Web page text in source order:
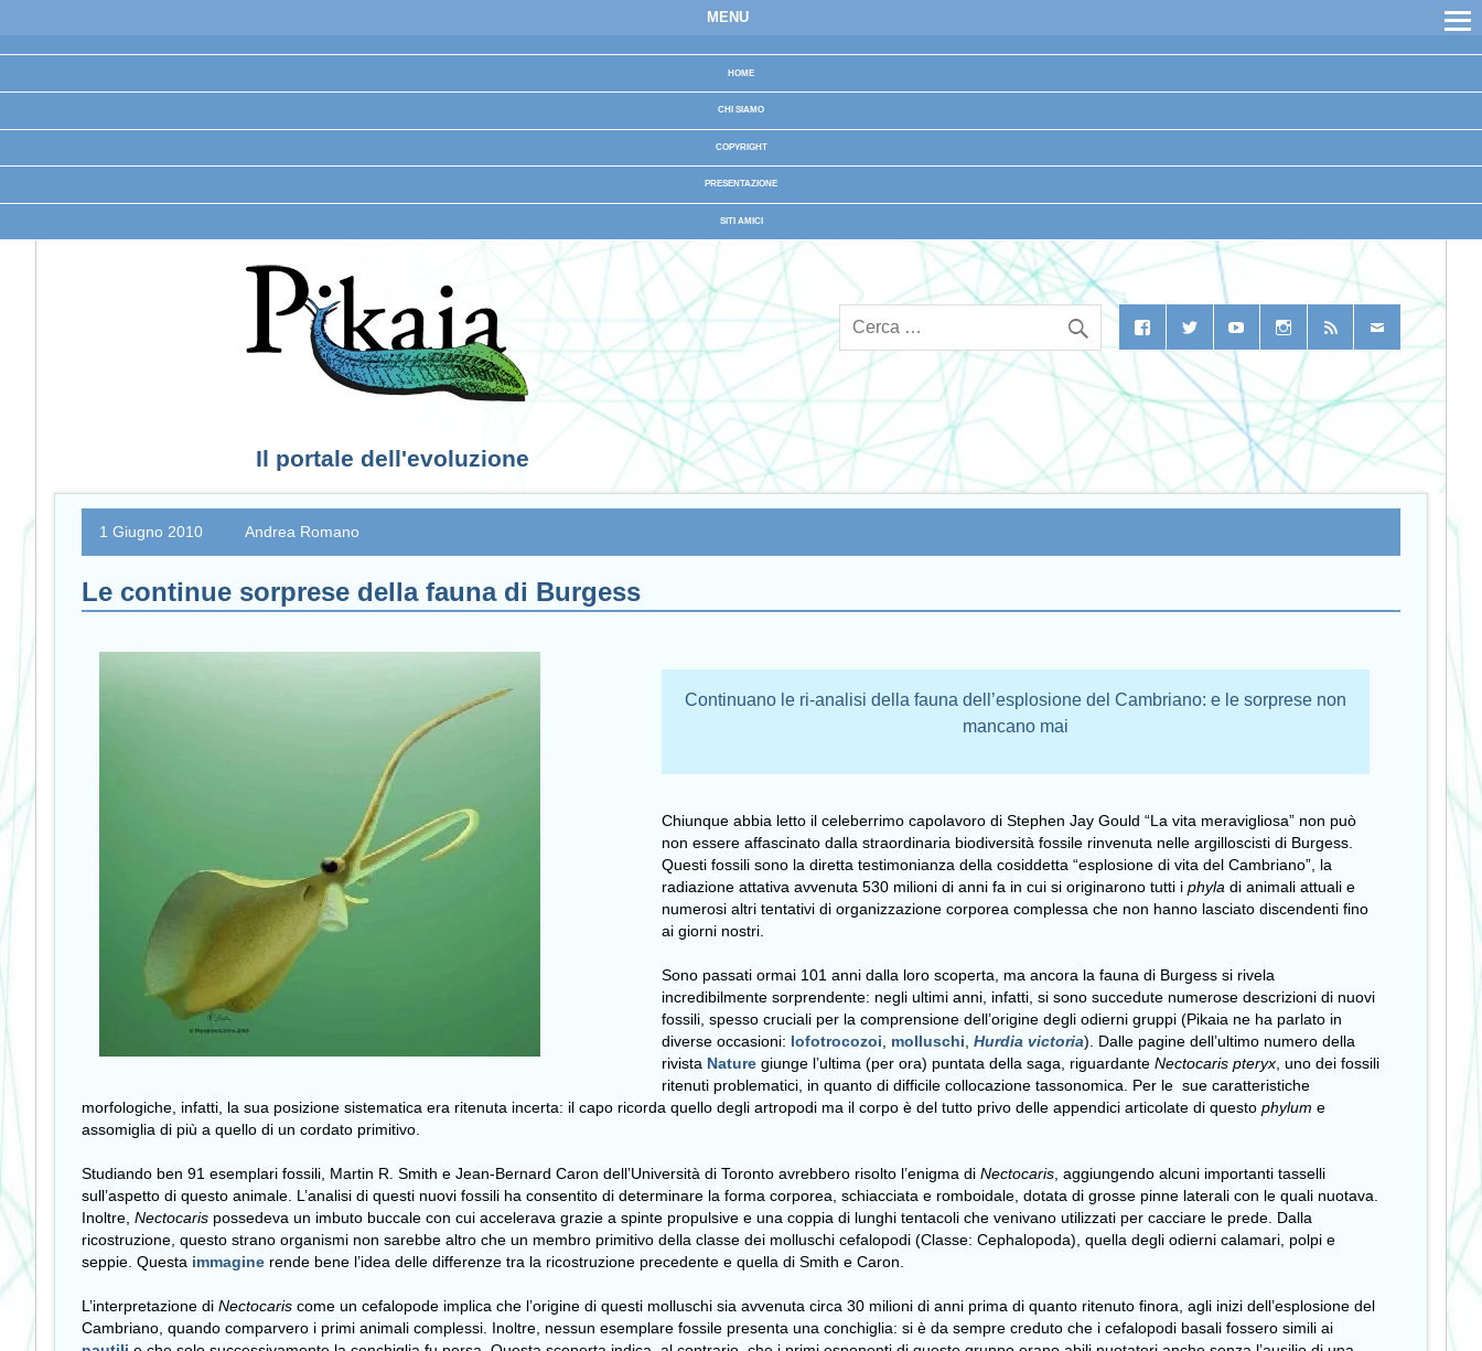
MENU
HOME
CHI SIAMO
COPYRIGHT
PRESENTAZIONE
SITI AMICI
Il portale dell'evoluzione
1 Giugno 2010 Andrea Romano
Le continue sorprese della fauna di Burgess
Continuano le ri-analisi della fauna dell’esplosione del Cambriano: e le sorprese non
mancano mai
Chiunque abbia letto il celeberrimo capolavoro di Stephen Jay Gould “La vita meravigliosa” non può
non essere affascinato dalla straordinaria biodiversità fossile rinvenuta nelle argilloscisti di Burgess.
Questi fossili sono la diretta testimonianza della cosiddetta “esplosione di vita del Cambriano”, la
radiazione attativa avvenuta 530 milioni di anni fa in cui si originarono tutti iphyladi animali attuali e
numerosi altri tentativi di organizzazione corporea complessa che non hanno lasciato discendenti fino
ai giorni nostri.
Sono passati ormai 101 anni dalla loro scoperta, ma ancora la fauna di Burgess si rivela
incredibilmente sorprendente: negli ultimi anni, infatti, si sono succedute numerose descrizioni di nuovi
fossili, spesso cruciali per la comprensione dell’origine degli odierni gruppi (Pikaia ne ha parlato in
diverse occasioni: lofotrocozoi molluschi ,Hurdia victoria). Dalle pagine dell’ultimo numero della
rivista Naturegiunge l’ultima (per ora) puntata della saga, riguardanteNectocaris pteryx , uno dei fossili
ritenuti problematici, in quanto di difficile collocazione tassonomica. Per le sue caratteristiche
morfologiche, infatti, la sua posizione sistematica era ritenuta incerta: il capo ricorda quello degli artropodi ma il corpo è del tutto privo delle appendici articolate di questo phylum e
assomiglia di più a quello di un cordato primitivo.
Studiando ben 91 esemplari fossili, Martin R. Smith e Jean-Bernard Caron dell’Università di Toronto avrebbero risolto l’enigma di Nectocaris , aggiungendo alcuni importanti tasselli
sull’aspetto di questo animale. L’analisi di questi nuovi fossili ha consentito di determinare la forma corporea, schiacciata e romboidale, dotata di grosse pinne laterali con le quali nuotava.
Inoltre, Nectocaris possedeva un imbuto buccale con cui accelerava grazie a spinte propulsive e una coppia di lunghi tentacoli che venivano utilizzati per cacciare le prede. Dalla
ricostruzione, questo strano organismi non sarebbe altro che un membro primitivo della classe dei molluschi cefalopodi (Classe: Cephalopoda), quella degli odierni calamari, polpi e
seppie. Questa immagine rende bene l’idea delle differenze tra la ricostruzione precedente e quella di Smith e Caron.
L’interpretazione di Nectocaris come un cefalopode implica che l’origine di questi molluschi sia avvenuta circa 30 milioni di anni prima di quanto ritenuto finora, agli inizi dell’esplosione del
Cambriano, quando comparvero i primi animali complessi. Inoltre, nessun esemplare fossile presenta una conchiglia: si è da sempre creduto che i cefalopodi basali fossero simili ai